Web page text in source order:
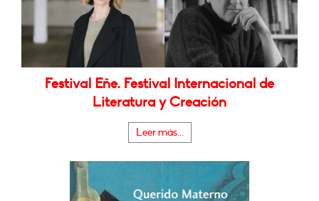
Festival Eñe. Festival Internacional de
Literatura y Creación
Leer más...